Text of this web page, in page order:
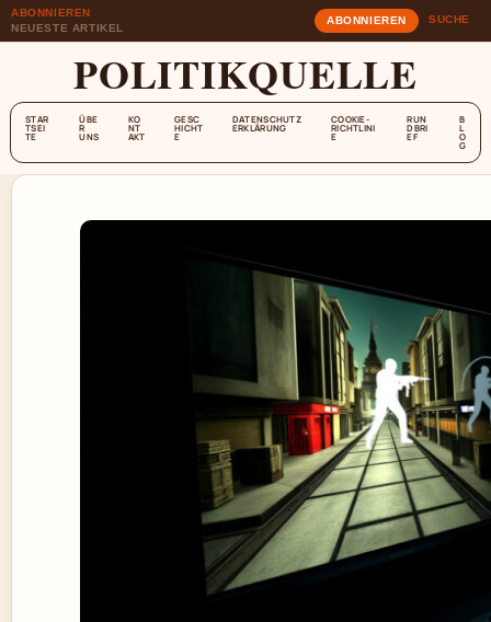
ABONNIEREN
NEUESTE ARTIKEL
ABONNIEREN SUCHE
POLITIKQUELLE
STAR
TSEI
TE
ÜBE
R
UNS
KO
NT
AKT
GESC
HICHT
E
DATENSCHUTZ
ERKLÄRUNG
COOKIE-
RICHTLINI
E
RUN
DBRI
EF
B
L
O
G